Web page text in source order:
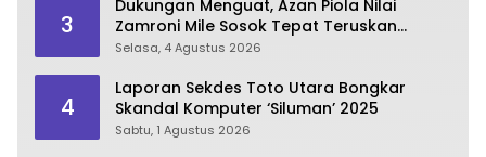
3
Dukungan Menguat, Azan Piola Nilai
Zamroni Mile Sosok Tepat Teruskan
Pembangunan Bone Bolango
Selasa, 4 Agustus 2026
4
Laporan Sekdes Toto Utara Bongkar
Skandal Komputer ‘Siluman’ 2025
Sabtu, 1 Agustus 2026